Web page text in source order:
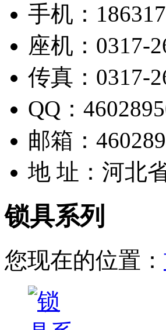
手机：
座机：0317-
传真：0317-
QQ：
邮箱：
地 址：河北
锁具系列
您现在的位置：